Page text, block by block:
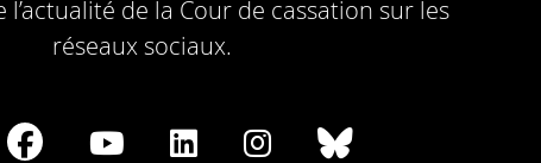
l’actualité de la Cour de cassation sur les
réseaux sociaux.
Share
Share
Share
Share Share